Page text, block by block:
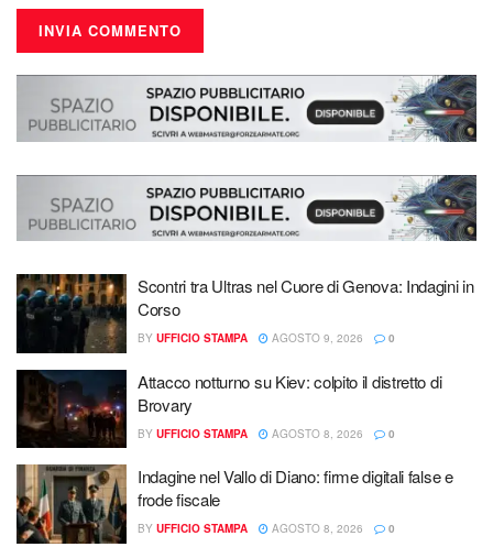
Scontri tra Ultras nel Cuore di Genova: Indagini in
Corso
BY UFFICIO STAMPA AGOSTO 9, 2026 0
Attacco notturno su Kiev: colpito il distretto di
Brovary
BY UFFICIO STAMPA AGOSTO 8, 2026 0
Indagine nel Vallo di Diano: firme digitali false e
frode fiscale
BY UFFICIO STAMPA AGOSTO 8, 2026 0